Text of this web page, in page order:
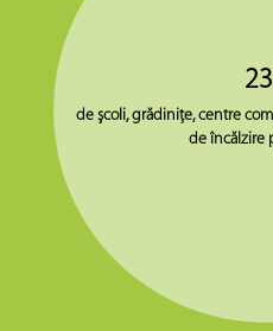
de şcoli, grădiniţe, centre
de încălzire